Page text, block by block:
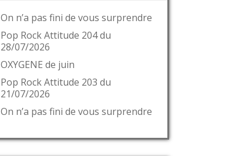
On n’a pas fini de vous surprendre
Pop Rock Attitude 204 du
28/07/2026
OXYGENE de juin
Pop Rock Attitude 203 du
21/07/2026
On n’a pas fini de vous surprendre